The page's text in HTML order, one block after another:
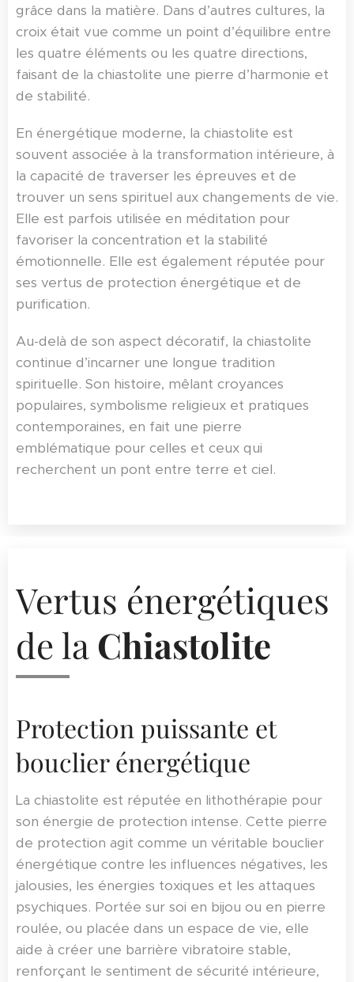
grâce dans la matière. Dans d’autres cultures, la
croix était vue comme un point d’équilibre entre
les quatre éléments ou les quatre directions,
faisant de la chiastolite une pierre d’harmonie et
de stabilité.
En énergétique moderne, la chiastolite est
souvent associée à la transformation intérieure, à
la capacité de traverser les épreuves et de
trouver un sens spirituel aux changements de vie.
Elle est parfois utilisée en méditation pour
favoriser la concentration et la stabilité
émotionnelle. Elle est également réputée pour
ses vertus de protection énergétique et de
purification.
Au-delà de son aspect décoratif, la chiastolite
continue d’incarner une longue tradition
spirituelle. Son histoire, mêlant croyances
populaires, symbolisme religieux et pratiques
contemporaines, en fait une pierre
emblématique pour celles et ceux qui
recherchent un pont entre terre et ciel.
Vertus énergétiques
de la Chiastolite
Protection puissante et
bouclier énergétique
La chiastolite est réputée en lithothérapie pour
son énergie de protection intense. Cette pierre
de protection agit comme un véritable bouclier
énergétique contre les influences négatives, les
jalousies, les énergies toxiques et les attaques
psychiques. Portée sur soi en bijou ou en pierre
roulée, ou placée dans un espace de vie, elle
aide à créer une barrière vibratoire stable,
renforçant le sentiment de sécurité intérieure,